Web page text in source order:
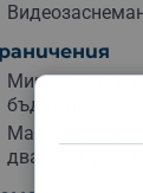
Минимална
бъдат
Максимално
двамата